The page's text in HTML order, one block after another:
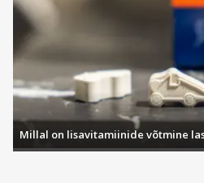
Millal on lisavitamiinide võtmine